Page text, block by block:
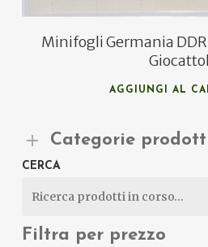
Minifogli Germania
AGGIUNGI AL
Categorie
CERCA
Filtra per prezzo